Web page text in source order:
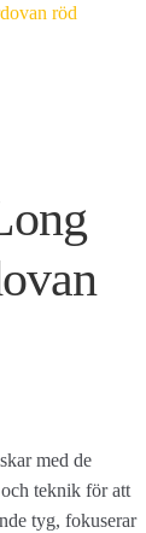
röd
med de
teknik för att
tyg, fokuserar